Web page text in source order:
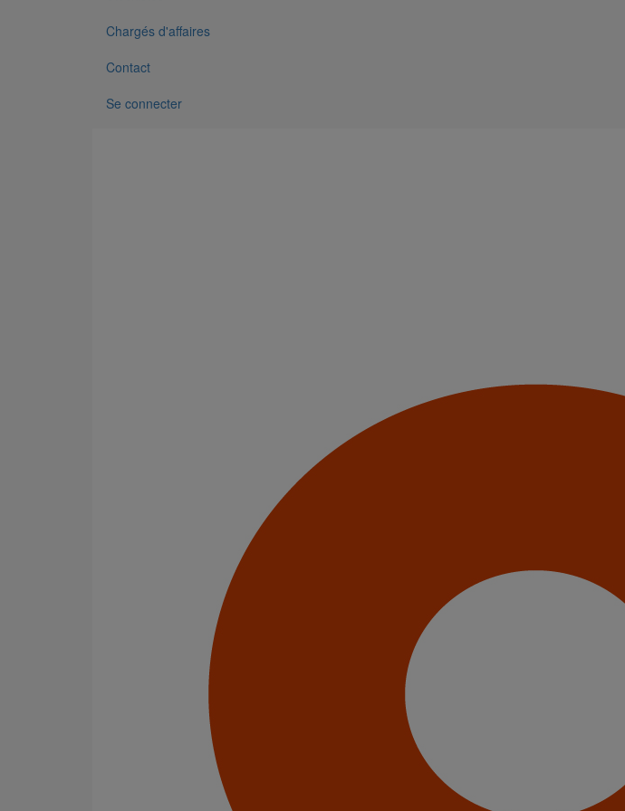
Chargés d'affaires
Contact
Se connecter
Résistance chimique
Afin de tester la résistance chimique des produits en fonte, la norme EN 877
définit
maintenue à 23° C +/- 3°C - le maintien du pH étant constamment contrôlé - dans les liquides
une solution d'acide sulfurique de pH 2 pour le premier échantillon.
une solution d'hydroxyde de sodium de pH 12 pour le second échantillon.
une solution d'eau usée de pH 7 pour le troisième échantillon.
Résistance chimique